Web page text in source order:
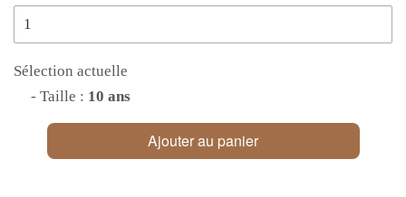
Sélection actuelle
- Taille : 10 ans
Ajouter au panier